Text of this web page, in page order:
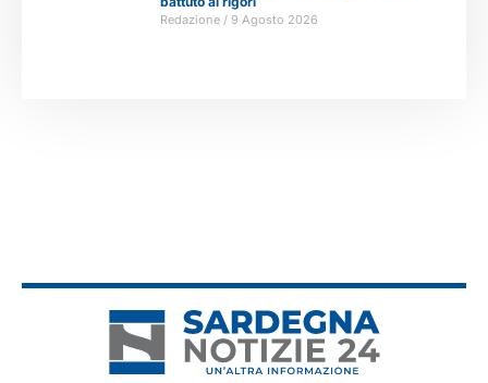
Redazione 9 Agosto 2026